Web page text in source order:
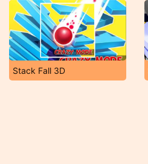
Stack Fall 3D